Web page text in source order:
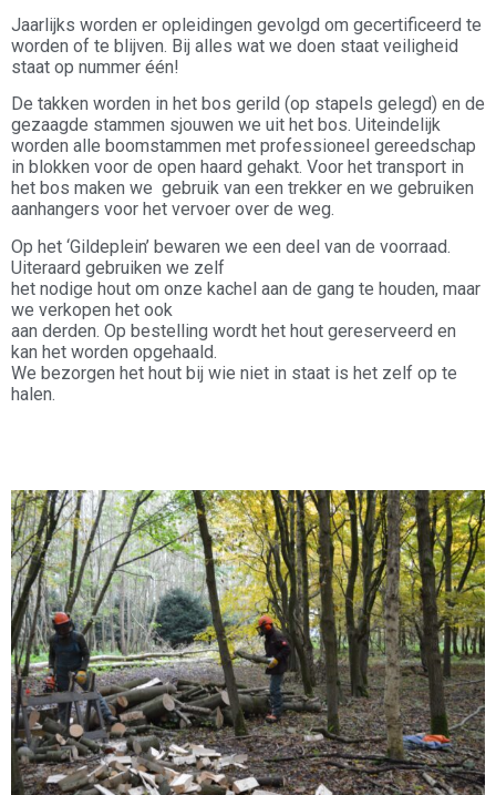
Jaarlijks worden er opleidingen gevolgd om gecertificeerd te
worden of te blijven. Bij alles wat we doen staat veiligheid
staat op nummer één!
De takken worden in het bos gerild (op stapels gelegd) en de
gezaagde stammen sjouwen we uit het bos. Uiteindelijk
worden alle boomstammen met professioneel gereedschap
in blokken voor de open haard gehakt. Voor het transport in
het bos maken we gebruik van een trekker en we gebruiken
aanhangers voor het vervoer over de weg.
Op het ‘Gildeplein’ bewaren we een deel van de voorraad.
Uiteraard gebruiken we zelf
het nodige hout om onze kachel aan de gang te houden, maar
we verkopen het ook
aan derden. Op bestelling wordt het hout gereserveerd en
kan het worden opgehaald.
We bezorgen het hout bij wie niet in staat is het zelf op te
halen.